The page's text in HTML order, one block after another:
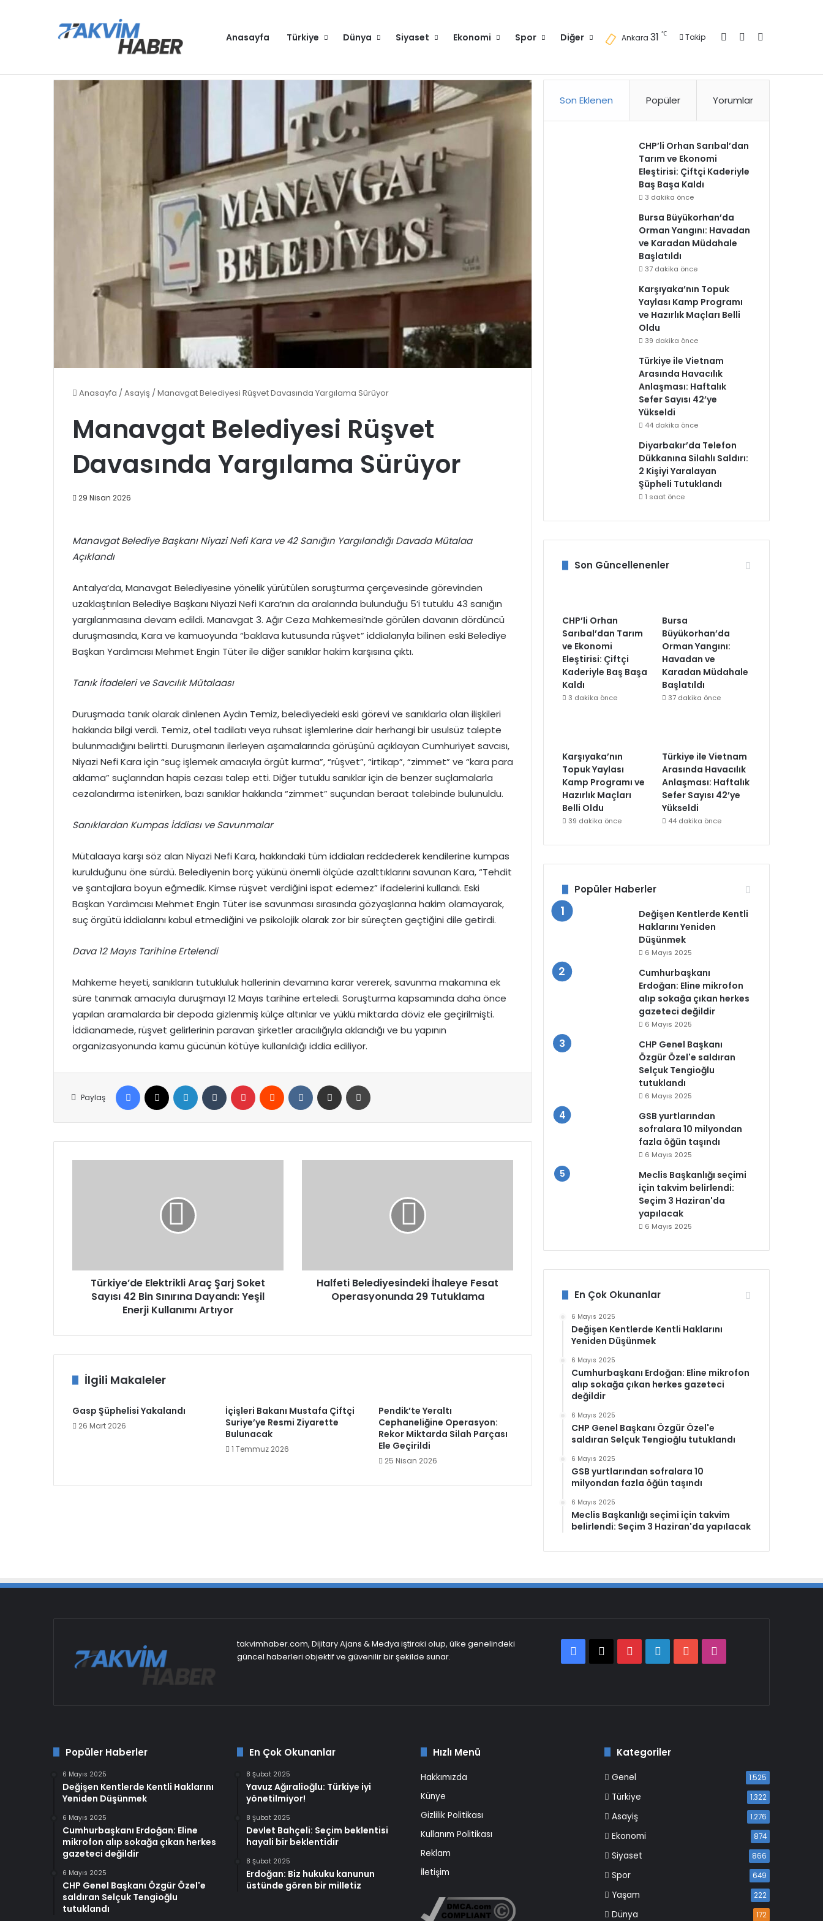
Anasayfa Türkiye Dünya Siyaset Ekonomi Spor Diğer Ankara 31 ℃ Takip Kayıt OlKenar Bölmesi
Anasayfa /Asayiş /Manavgat Belediyesi Rüşvet Davasında Yargılama Sürüyor
Manavgat Belediyesi Rüşvet
Davasında Yargılama Sürüyor
29 Nisan 2026
Manavgat Belediye Başkanı Niyazi Nefi Kara ve 42 Sanığın Yargılandığı Davada Mütalaa
Açıklandı
Antalya’da,Manavgat Belediyesine yönelik yürütülen soruşturma çerçevesinde görevinden
uzaklaştırılan Belediye Başkanı Niyazi Nefi Kara’nın da aralarında bulunduğu 5’i tutuklu 43 sanığın
yargılanmasına devam edildi. Manavgat 3. Ağır Ceza Mahkemesi’nde görülen davanın dördüncü
duruşmasında,Kara ve kamuoyunda “baklava kutusunda rüşvet” iddialarıyla bilinen eski Belediye
Başkan Yardımcısı Mehmet Engin Tüter ile diğer sanıklar hakim karşısına çıktı.
Tanık İfadeleri ve Savcılık Mütalaası
Duruşmada tanık olarak dinlenen Aydın Temiz,belediyedeki eski görevi ve sanıklarla olan ilişkileri
hakkında bilgi verdi. Temiz,otel tadilatı veya ruhsat işlemlerine dair herhangi bir usulsüz talepte
bulunmadığını belirtti. Duruşmanın ilerleyen aşamalarında görüşünü açıklayan Cumhuriyet savcısı,
Niyazi Nefi Kara için “suç işlemek amacıyla örgüt kurma”,“rüşvet”,“irtikap”,“zimmet” ve “kara para
aklama” suçlarından hapis cezası talep etti. Diğer tutuklu sanıklar için de benzer suçlamalarla
cezalandırma istenirken,bazı sanıklar hakkında “zimmet” suçundan beraat talebinde bulunuldu.
Sanıklardan Kumpas İddiası ve Savunmalar
Mütalaaya karşı söz alan Niyazi Nefi Kara,hakkındaki tüm iddiaları reddederek kendilerine kumpas
kurulduğunu öne sürdü. Belediyenin borç yükünü önemli ölçüde azalttıklarını savunan Kara,“Tehdit
ve şantajlara boyun eğmedik. Kimse rüşvet verdiğini ispat edemez” ifadelerini kullandı. Eski
Başkan Yardımcısı Mehmet Engin Tüter ise savunması sırasında gözyaşlarına hakim olamayarak,
suç örgütü iddialarını kabul etmediğini ve psikolojik olarak zor bir süreçten geçtiğini dile getirdi.
Dava 12 Mayıs Tarihine Ertelendi
Mahkeme heyeti,sanıkların tutukluluk hallerinin devamına karar vererek,savunma makamına ek
süre tanımak amacıyla duruşmayı 12 Mayıs tarihine erteledi. Soruşturma kapsamında daha önce
yapılan aramalarda bir depoda gizlenmiş külçe altınlar ve yüklü miktarda döviz ele geçirilmişti.
İddianamede,rüşvet gelirlerinin paravan şirketler aracılığıyla aklandığı ve bu yapının
organizasyonunda kamu gücünün kötüye kullanıldığı iddia ediliyor.
Paylaş
Facebook LinkedIn Tumblr Pinterest Reddit VKontakteE-Posta ile paylaş
Sınırına
Dayandı:
Artıyor
Türkiye’de Elektrikli Araç Şarj Soket
Sayısı 42 Bin Sınırına Dayandı: Yeşil
Enerji Kullanımı Artıyor
Halfeti Belediyesindeki İhaleye Fesat
Operasyonunda 29 Tutuklama
İlgili Makaleler
Gasp Şüphelisi Yakalandı
26 Mart 2026
İçişleri Bakanı Mustafa Çiftçi
Suriye’ye Resmi Ziyarette
Bulunacak
1 Temmuz 2026
Pendik’te Yeraltı
Cephaneliğine Operasyon:
Rekor Miktarda Silah Parçası
Ele Geçirildi
25 Nisan 2026
Son Eklenen Popüler Yorumlar
CHP’li Orhan Sarıbal’dan
Tarım ve Ekonomi
Eleştirisi: Çiftçi Kaderiyle
Baş Başa Kaldı
3 dakika önce
Bursa Büyükorhan’da
Orman Yangını: Havadan
ve Karadan Müdahale
Başlatıldı
37 dakika önce
Karşıyaka’nın Topuk
Yaylası Kamp Programı
ve Hazırlık Maçları Belli
Oldu
39 dakika önce
Türkiye ile Vietnam
Arasında Havacılık
Anlaşması: Haftalık
Sefer Sayısı 42’ye
Yükseldi
44 dakika önce
Diyarbakır’da Telefon
Dükkanına Silahlı Saldırı:
2 Kişiyi Yaralayan
Şüpheli Tutuklandı
1 saat önce
Son Güncellenenler
CHP’li Orhan
Sarıbal’dan Tarım
ve Ekonomi
Eleştirisi: Çiftçi
Kaderiyle Baş Başa
Kaldı
3 dakika önce
Bursa
Büyükorhan’da
Orman Yangını:
Havadan ve
Karadan Müdahale
Başlatıldı
37 dakika önce
Karşıyaka’nın
Topuk Yaylası
Kamp Programı ve
Hazırlık Maçları
Belli Oldu
39 dakika önce
Türkiye ile Vietnam
Arasında Havacılık
Anlaşması: Haftalık
Sefer Sayısı 42’ye
Yükseldi
44 dakika önce
Popüler Haberler
Değişen Kentlerde Kentli
Haklarını Yeniden
Düşünmek
6 Mayıs 2025
Cumhurbaşkanı
Erdoğan: Eline mikrofon
alıp sokağa çıkan herkes
gazeteci değildir
6 Mayıs 2025
CHP Genel Başkanı
Özgür Özel'e saldıran
Selçuk Tengioğlu
tutuklandı
6 Mayıs 2025
GSB yurtlarından
sofralara 10 milyondan
fazla öğün taşındı
6 Mayıs 2025
Meclis Başkanlığı seçimi
için takvim belirlendi:
Seçim 3 Haziran'da
yapılacak
6 Mayıs 2025
En Çok Okunanlar
6 Mayıs 2025
Değişen Kentlerde Kentli Haklarını
Yeniden Düşünmek
6 Mayıs 2025
Cumhurbaşkanı Erdoğan: Eline mikrofon
alıp sokağa çıkan herkes gazeteci
değildir
6 Mayıs 2025
CHP Genel Başkanı Özgür Özel'e
saldıran Selçuk Tengioğlu tutuklandı
6 Mayıs 2025
GSB yurtlarından sofralara 10
milyondan fazla öğün taşındı
6 Mayıs 2025
Meclis Başkanlığı seçimi için takvim
belirlendi: Seçim 3 Haziran'da yapılacak
takvimhaber.com, Dijitary Ajans & Medya iştiraki olup, ülke genelindeki
güncel haberleri objektif ve güvenilir bir şekilde sunar.
Facebook
X PinterestLinkedInYouTube
Popüler Haberler
6 Mayıs 2025
Değişen Kentlerde Kentli Haklarını
Yeniden Düşünmek
6 Mayıs 2025
Cumhurbaşkanı Erdoğan: Eline
mikrofon alıp sokağa çıkan herkes
gazeteci değildir
6 Mayıs 2025
CHP Genel Başkanı Özgür Özel'e
saldıran Selçuk Tengioğlu
tutuklandı
En Çok Okunanlar
8 Şubat 2025
Yavuz Ağıralioğlu: Türkiye iyi
yönetilmiyor!
8 Şubat 2025
Devlet Bahçeli: Seçim beklentisi
hayali bir beklentidir
8 Şubat 2025
Erdoğan: Biz hukuku kanunun
üstünde gören bir milletiz
Hızlı Menü
Hakkımızda
Künye
Gizlilik Politikası
Kullanım Politikası
Reklam
İletişim
Kategoriler
Genel 1.525
Türkiye 1.322
Asayiş 1.276
Ekonomi 874
Siyaset 866
Spor 649
Yaşam 222
Dünya 172